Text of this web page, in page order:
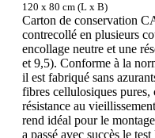
120 x 80 cm (L x B)
Carton de conservation
contrecollé en plusieurs
encollage neutre et une
et 9,5). Conforme à la
il est fabriqué sans
fibres cellulosiques
résistance au
rend idéal pour le
a passé avec succès le